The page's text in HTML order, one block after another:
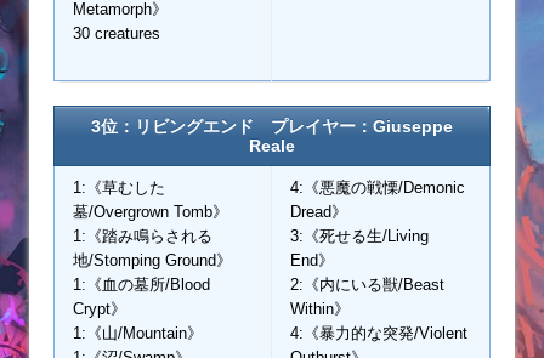
Metamorph》
30 creatures
3位：リビングエンド プレイヤー：Giuseppe
Reale
1:《草むした
墓/Overgrown Tomb》
1:《踏み鳴らされる
地/Stomping Ground》
1:《血の墓所/Blood
Crypt》
1:《山/Mountain》
4:《悪魔の戦慄/Demonic
Dread》
3:《死せる生/Living
End》
2:《内にいる獣/Beast
Within》
4:《暴力的な突発/Violent